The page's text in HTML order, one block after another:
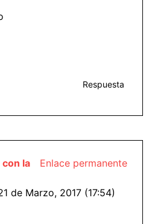
Respuesta
Enlace permanente
la
de Marzo, 2017 (17:54)